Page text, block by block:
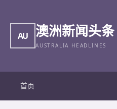
AU 澳洲新闻头条
AUSTRALIA HEADLINES
首页